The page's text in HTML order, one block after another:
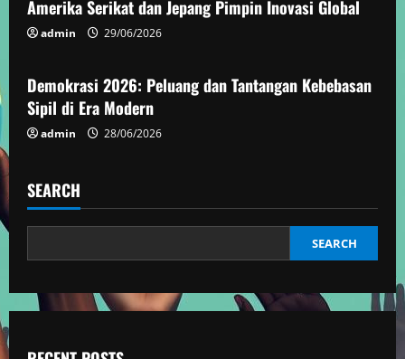
d
i
n
Amerika Serikat dan Jepang Pimpin Inovasi Global
admin 29/06/2026
Demokrasi
Demokrasi 2026: Peluang dan Tantangan Kebebasan
Sipil di Era Modern
admin 28/06/2026
SEARCH
SEARCH